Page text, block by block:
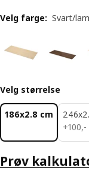
Velg farge: Svart/
Velg størrelse
186x2.8 cm
+100,-
100,-
Prøv